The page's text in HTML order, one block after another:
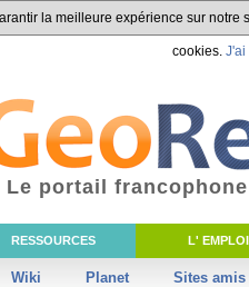
la meilleure expérience sur
cookies. J'ai
RESSOURCES L' EMPLOI
Wiki Planet Sites amis
Le portail